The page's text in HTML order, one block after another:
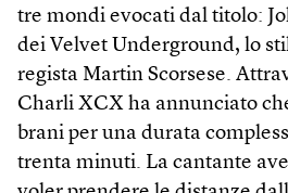
tre mondi evocati dal titolo:
dei Velvet Underground, lo
regista Martin Scorsese.
Charli XCX ha annunciato
brani per una durata
trenta minuti. La cantante